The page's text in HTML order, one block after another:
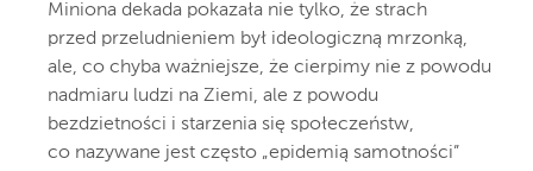
Miniona dekada pokazała nie tylko, że strach
przed przeludnieniem był ideologiczną mrzonką,
ale, co chyba ważniejsze, że cierpimy nie z powodu
nadmiaru ludzi na Ziemi, ale z powodu
bezdzietności i starzenia się społeczeństw,
co nazywane jest często „epidemią samotności”